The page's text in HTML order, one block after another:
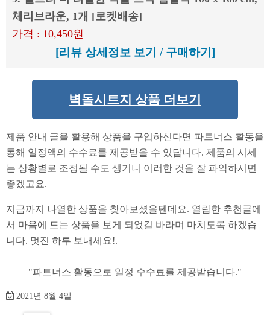
체리브라운, 1개 [로켓배송]
가격 : 10,450원
[리뷰 상세정보 보기 / 구매하기]
벽돌시트지 상품 더보기
제품 안내 글을 활용해 상품을 구입하신다면 파트너스 활동을
통해 일정액의 수수료를 제공받을 수 있답니다. 제품의 시세
는 상황별로 조정될 수도 생기니 이러한 것을 잘 파악하시면
좋겠고요.
지금까지 나열한 상품을 찾아보셨을텐데요. 열람한 추천글에
서 마음에 드는 상품을 보게 되었길 바라며 마치도록 하겠습
니다. 멋진 하루 보내세요!.
2021년 8월 4일